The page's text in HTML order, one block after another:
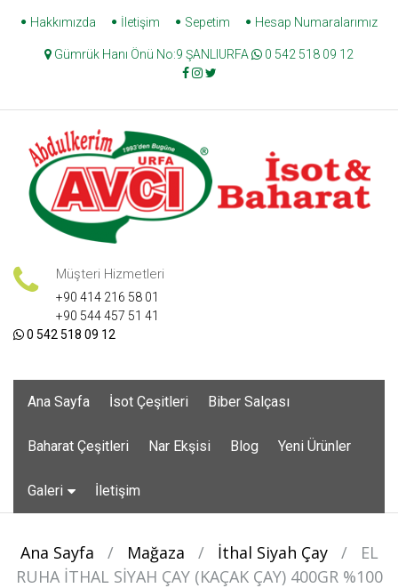
Skip
content
Hakkımızda İletişim Sepetim Hesap Numaralarımız
Gümrük Hanı Önü No:9 ŞANLIURFA 0 542 518 09 12
Müşteri Hizmetleri
+90 414 216 58 01
+90 544 457 51 41
0 542 518 09 12
Ana Sayfa İsot Çeşitleri Biber Salçası
Baharat Çeşitleri Nar Ekşisi Blog Yeni Ürünler
Galeri İletişim
Ana Sayfa / Mağaza / İthal Siyah Çay /
EL
RUHA İTHAL SİYAH ÇAY (KAÇAK ÇAY) 400GR %100